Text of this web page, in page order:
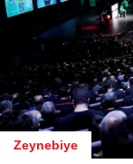
Zeynebiye